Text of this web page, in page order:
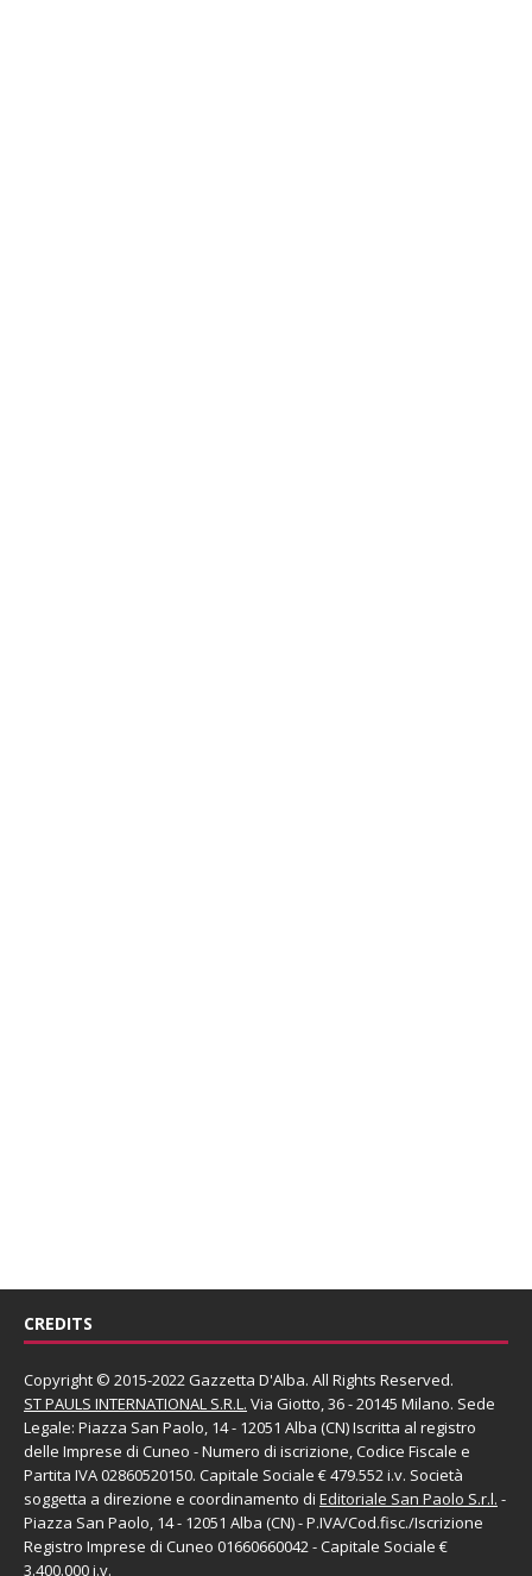
CREDITS
Copyright © 2015-2022 Gazzetta D'Alba. All Rights Reserved.
ST PAULS INTERNATIONAL S.R.L. Via Giotto, 36 - 20145 Milano. Sede
Legale: Piazza San Paolo, 14 - 12051 Alba (CN) Iscritta al registro
delle Imprese di Cuneo - Numero di iscrizione, Codice Fiscale e
Partita IVA 02860520150. Capitale Sociale € 479.552 i.v. Società
soggetta a direzione e coordinamento di Editoriale San Paolo S.r.l. -
Piazza San Paolo, 14 - 12051 Alba (CN) - P.IVA/Cod.fisc./Iscrizione
Registro Imprese di Cuneo 01660660042 - Capitale Sociale €
3.400.000 i.v.